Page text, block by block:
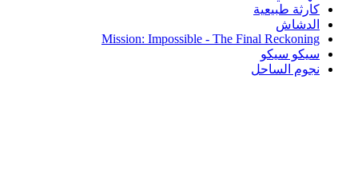
كارثة طبيعية
الدشاش
Mission: Impossible - The Final Reckoning
سيكو سيكو
نجوم الساحل